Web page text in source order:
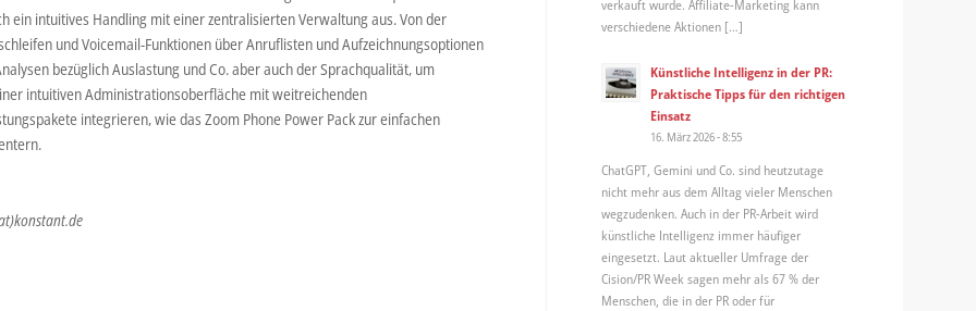
ein intuitives Handling mit einer zentralisierten Verwaltung aus. Von der
und Voicemail-Funktionen über Anruflisten und Aufzeichnungsoptionen
bezüglich Auslastung und Co. aber auch der Sprachqualität, um
intuitiven Administrationsoberfläche mit weitreichenden
integrieren, wie das Zoom Phone Power Pack zur einfachen
verkauft wurde. Affiliate-Marketing kann
verschiedene Aktionen […]
Künstliche Intelligenz in der PR:
Praktische Tipps für den richtigen
Einsatz
16. März 2026 - 8:55
ChatGPT, Gemini und Co. sind heutzutage
nicht mehr aus dem Alltag vieler Menschen
wegzudenken. Auch in der PR-Arbeit wird
künstliche Intelligenz immer häufiger
eingesetzt. Laut aktueller Umfrage der
Cision/PR Week sagen mehr als 67 % der
Menschen, die in der PR oder für